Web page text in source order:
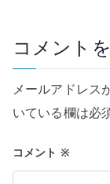
ー
シ
ョ
ン
コメント
メールアドレス
いている欄は必
コメント ※